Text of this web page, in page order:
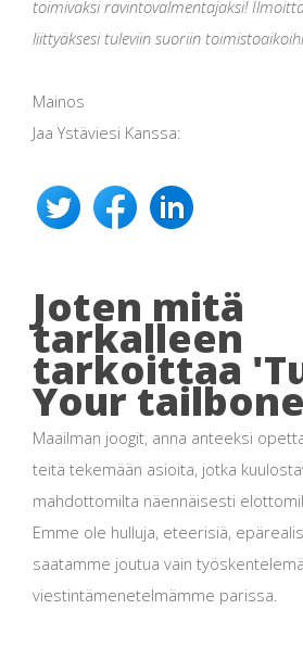
toimivaksi ravintovalmentajaksi!
liittyäksesi tuleviin suoriin
Mainos
Jaa Ystäviesi Kanssa:
Joten mitä
tarkalleen
tarkoittaa
Your
Maailman joogit, anna anteeksi
teitä tekemään asioita, jotka
mahdottomilta näennäisesti
Emme ole hulluja, eteerisiä,
saatamme joutua vain
viestintämenetelmämme parissa.